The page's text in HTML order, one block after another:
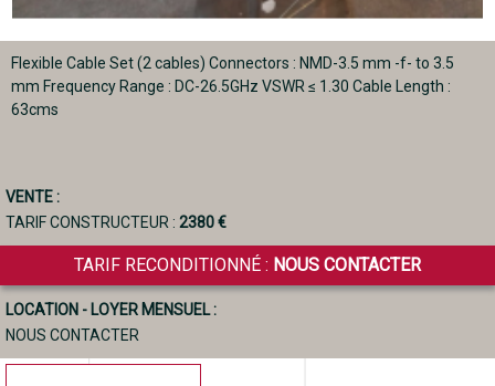
Flexible Cable Set (2 cables) Connectors : NMD-3.5 mm -f- to 3.5
mm Frequency Range : DC-26.5GHz VSWR ≤ 1.30 Cable Length :
63cms
VENTE :
TARIF CONSTRUCTEUR : 2380 €
TARIF RECONDITIONNÉ : NOUS CONTACTER
LOCATION - LOYER MENSUEL :
NOUS CONTACTER